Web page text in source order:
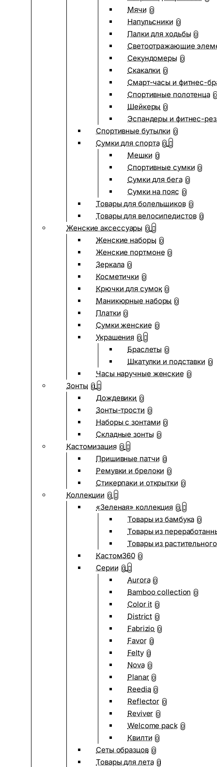
Мячи 0
Напульсники 0
Палки для ходьбы 0
Светоотражающие
Секундомеры 0
Скакалки 0
Смарт-часы и фитнес-
Спортивные полотенца 0
Шейкеры 0
Эспандеры и фитнес-
Спортивные бутылки 0
Сумки для спорта 0
Мешки 0
Спортивные сумки 0
Сумки для бега 0
Сумки на пояс 0
Товары для болельщиков 0
Товары для велосипедистов 0
Женские аксессуары 0
Женские наборы 0
Женские портмоне 0
Зеркала 0
Косметички 0
Крючки для сумок 0
Маникюрные наборы 0
Платки 0
Сумки женские 0
Украшения 0
Браслеты 0
Шкатулки и подставки 0
Часы наручные женские 0
Зонты 0
Дождевики 0
Зонты-трости 0
Наборы с зонтами 0
Складные зонты 0
Кастомизация 0
Пришивные патчи 0
Ремувки и брелоки 0
Стикерпаки и открытки 0
Коллекции 0
«Зеленая» коллекция 0
Товары из бамбука 0
Товары из
Товары из
Кастом360 0
Серии 0
Aurora 0
Bamboo collection 0
Color it 0
District 0
Fabrizio 0
Favor 0
Felty 0
Nova 0
Planar 0
Reedia 0
Reflector 0
Reviver 0
Welcome pack 0
Квилти 0
Сеты образцов 0
Товары для лета 0